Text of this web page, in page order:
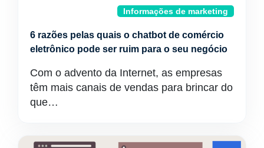
Informações de marketing
6 razões pelas quais o chatbot de comércio
eletrônico pode ser ruim para o seu negócio
Com o advento da Internet, as empresas
têm mais canais de vendas para brincar do
que…